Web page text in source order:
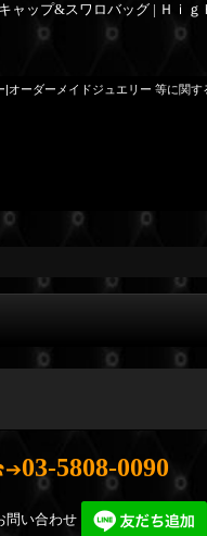
ャップ&スワロバッグ | Ｈｉ
オーダーメイドジュエリー 等に関す
03-5808-0090
問い合わせ